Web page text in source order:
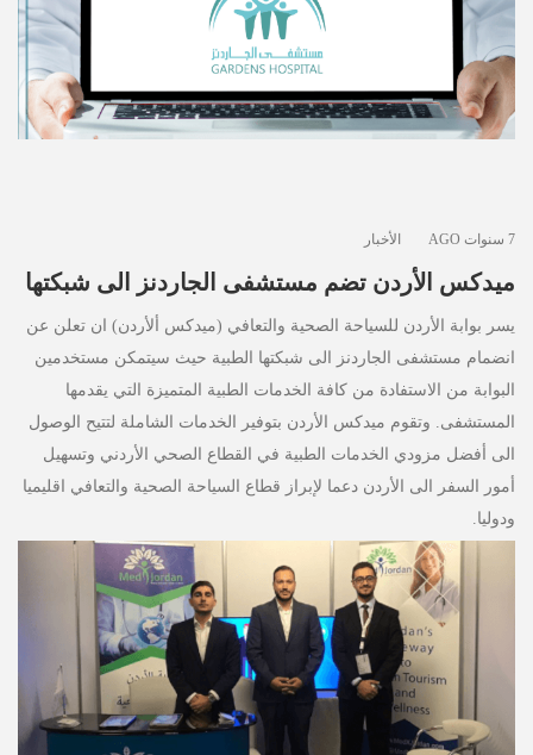
الأخبار
مقالات
أسئلة شائعة
7 سنوات AGO الأخبار
ميدكس الأردن تضم مستشفى الجاردنز الى شبكتها
يسر بوابة الأردن للسياحة الصحية والتعافي (ميدكس ألأردن) ان تعلن عن
انضمام مستشفى الجاردنز الى شبكتها الطبية حيث سيتمكن مستخدمين
البوابة من الاستفادة من كافة الخدمات الطبية المتميزة التي يقدمها
المستشفى. وتقوم ميدكس الأردن بتوفير الخدمات الشاملة لتتيح الوصول
الى أفضل مزودي الخدمات الطبية في القطاع الصحي الأردني وتسهيل
أمور السفر الى الأردن دعما لإبراز قطاع السياحة الصحية والتعافي اقليميا
ودوليا.